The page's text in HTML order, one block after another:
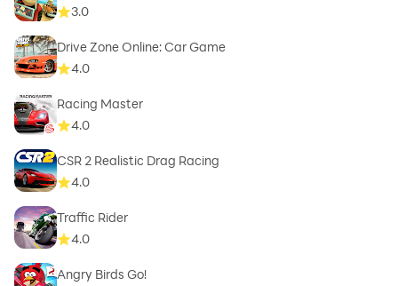
3.0
Drive Zone Online: Car Game
4.0
Racing Master
4.0
CSR 2 Realistic Drag Racing
4.0
Traffic Rider
4.0
Angry Birds Go!